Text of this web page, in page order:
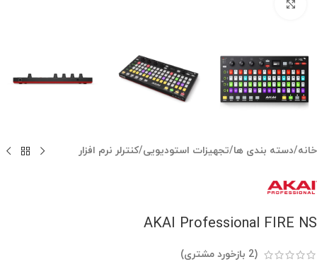
خانه/دسته بندی ها/تجهیزات استودیویی/کنترلر نرم افزار
AKAI Professional FIRE NS
(
2 بازخورد مشتری)